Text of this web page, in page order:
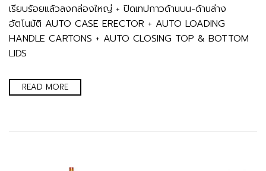
เรียบร้อยแล้วลงกล่องใหญ่ + ปิดเทปกาวด้านบน-ด้านล่าง
อัตโนมัติ AUTO CASE ERECTOR + AUTO LOADING
HANDLE CARTONS + AUTO CLOSING TOP & BOTTOM
LIDS
READ MORE